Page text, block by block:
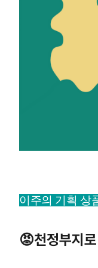
이주의 기획 상
😡천정부지